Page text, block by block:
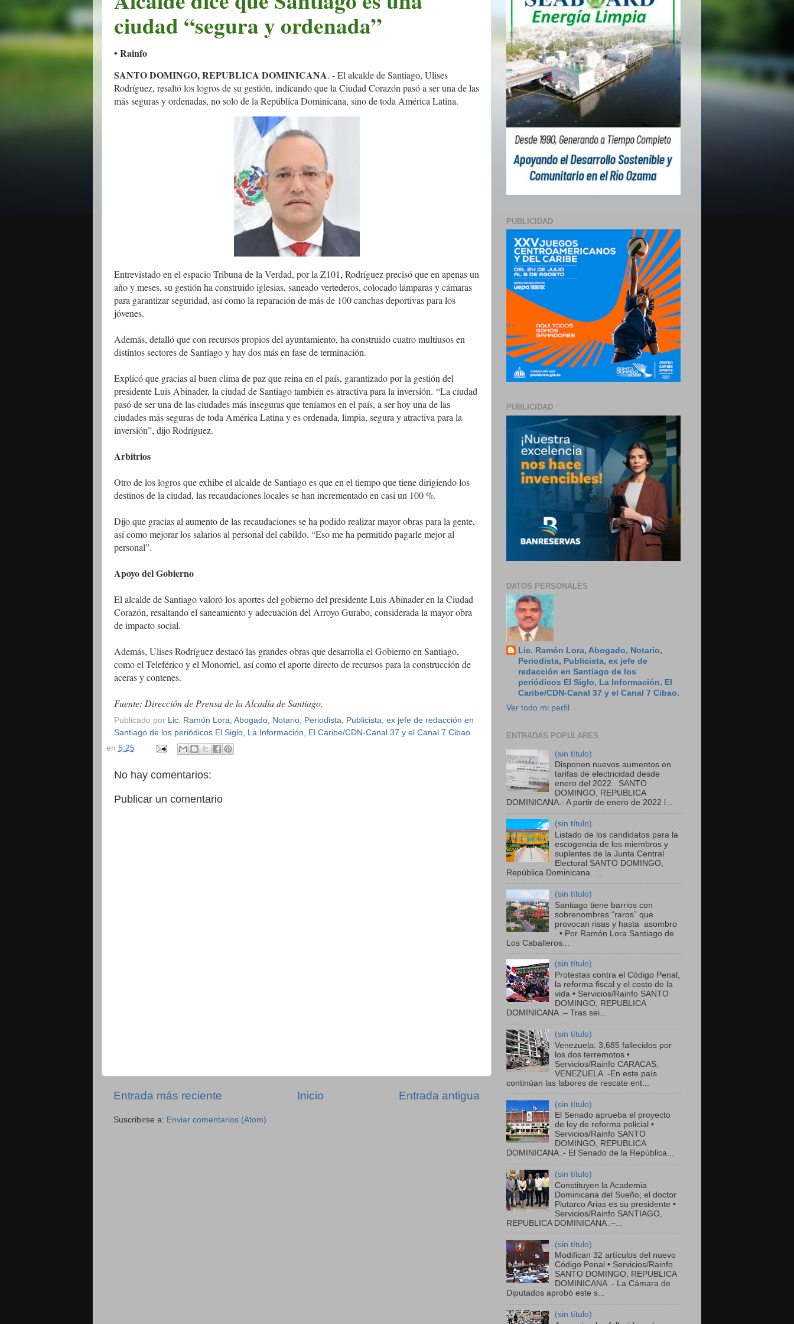
ciudad “segura y ordenada”
• Rainfo
SANTO DOMINGO, REPUBLICA DOMINICANA. - El alcalde de Santiago, Ulises
Rodríguez, resaltó los logros de su gestión, indicando que la Ciudad Corazón pasó a ser una de las
más seguras y ordenadas, no solo de la República Dominicana, sino de toda América Latina.
Entrevistado en el espacio Tribuna de la Verdad, por la Z101, Rodríguez precisó que en apenas un
año y meses, su gestión ha construido iglesias, saneado vertederos, colocado lámparas y cámaras
para garantizar seguridad, así como la reparación de más de 100 canchas deportivas para los
jóvenes.
Además, detalló que con recursos propios del ayuntamiento, ha construido cuatro multiusos en
distintos sectores de Santiago y hay dos más en fase de terminación.
Explicó que gracias al buen clima de paz que reina en el país, garantizado por la gestión del
presidente Luis Abinader, la ciudad de Santiago también es atractiva para la inversión. “La ciudad
pasó de ser una de las ciudades más inseguras que teníamos en el país, a ser hoy una de las
ciudades más seguras de toda América Latina y es ordenada, limpia, segura y atractiva para la
inversión”, dijo Rodríguez.
Arbitrios
Otro de los logros que exhibe el alcalde de Santiago es que en el tiempo que tiene dirigiendo los
destinos de la ciudad, las recaudaciones locales se han incrementado en casi un 100 %.
Dijo que gracias al aumento de las recaudaciones se ha podido realizar mayor obras para la gente,
así como mejorar los salarios al personal del cabildo. “Eso me ha permitido pagarle mejor al
personal”.
Apoyo del Gobierno
El alcalde de Santiago valoró los aportes del gobierno del presidente Luis Abinader en la Ciudad
Corazón, resaltando el saneamiento y adecuación del Arroyo Gurabo, considerada la mayor obra
de impacto social.
Además, Ulises Rodríguez destacó las grandes obras que desarrolla el Gobierno en Santiago,
como el Teleférico y el Monorriel, así como el aporte directo de recursos para la construcción de
aceras y contenes.
Fuente: Dirección de Prensa de la Alcadía de Santiago.
Publicado por Lic. Ramón Lora, Abogado, Notario, Periodista, Publicista, ex jefe de redacción en
Santiago de los periódicos El Siglo, La Información, El Caribe/CDN-Canal 37 y el Canal 7 Cibao.
en 5:25
No hay comentarios:
Publicar un comentario
Entrada más reciente Entrada antigua
Inicio
Suscribirse a: Enviar comentarios (Atom)
PUBLICIDAD
PUBLICIDAD
DATOS PERSONALES
Lic. Ramón Lora, Abogado, Notario,
Periodista, Publicista, ex jefe de
redacción en Santiago de los
periódicos El Siglo, La Información, El
Caribe/CDN-Canal 37 y el Canal 7 Cibao.
Ver todo mi perfil
ENTRADAS POPULARES
(sin título)
Disponen nuevos aumentos en
tarifas de electricidad desde
enero del 2022 SANTO
DOMINGO, REPUBLICA
DOMINICANA.- A partir de enero de 2022 l...
(sin título)
Listado de los candidatos para la
escogencia de los miembros y
suplentes de la Junta Central
Electoral SANTO DOMINGO,
República Dominicana. ...
(sin título)
Santiago tiene barrios con
sobrenombres “raros” que
provocan risas y hasta asombro
• Por Ramón Lora Santiago de
Los Caballeros...
(sin título)
Protestas contra el Código Penal,
la reforma fiscal y el costo de la
vida • Servicios/Rainfo SANTO
DOMINGO, REPUBLICA
DOMINICANA .– Tras sei...
(sin título)
Venezuela: 3,685 fallecidos por
los dos terremotos •
Servicios/Rainfo CARACAS,
VENEZUELA .-En este país
continúan las labores de rescate ent...
(sin título)
El Senado aprueba el proyecto
de ley de reforma policial •
Servicios/Rainfo SANTO
DOMINGO, REPUBLICA
DOMINICANA .- El Senado de la República...
(sin título)
Constituyen la Academia
Dominicana del Sueño; el doctor
Plutarco Arias es su presidente •
Servicios/Rainfo SANTIAGO,
REPUBLICA DOMINICANA .–...
(sin título)
Modifican 32 artículos del nuevo
Código Penal • Servicios/Rainfo
SANTO DOMINGO, REPUBLICA
DOMINICANA .- La Cámara de
Diputados aprobó este s...
(sin título)